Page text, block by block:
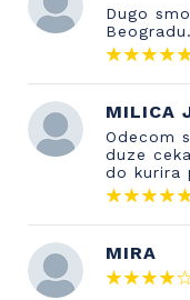
Dugo
Beogradu.
MILICA
Odecom
duze
do kurira
MIRA